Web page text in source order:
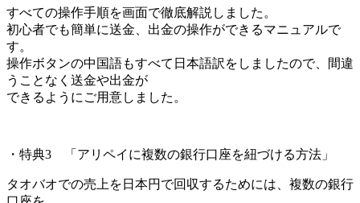
すべての操作手順を画面で徹底解説しました。
初心者でも簡単に送金、出金の操作ができるマニュアルで
す。
操作ボタンの中国語もすべて日本語訳をしましたので、間違
うことなく送金や出金が
できるようにご用意しました。
・特典3 「アリペイに複数の銀行口座を紐づける方法」
タオバオでの売上を日本円で回収するためには、複数の銀行